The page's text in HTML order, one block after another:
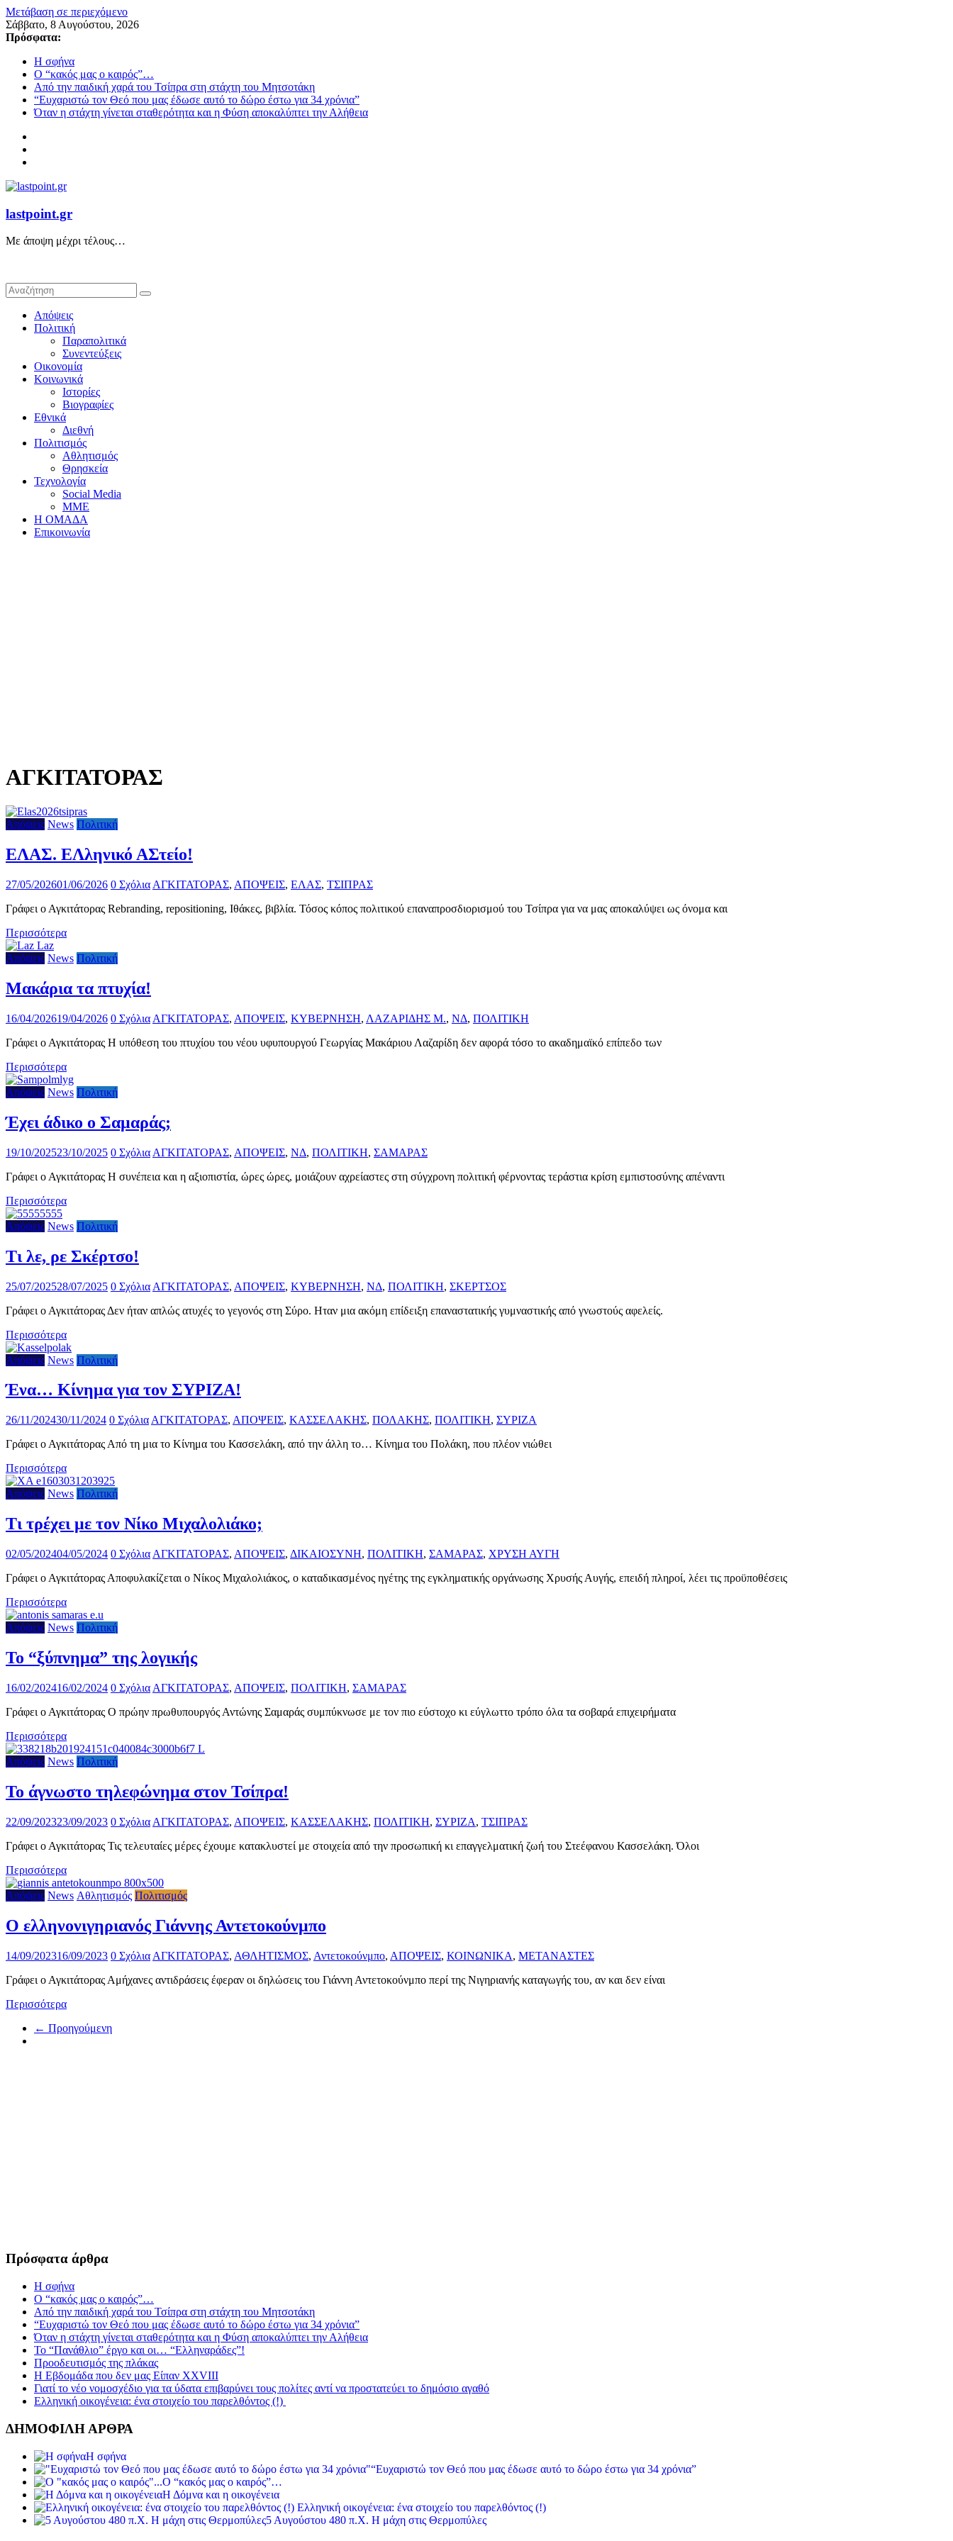
Μετάβαση σε περιεχόμενο
Σάββατο, 8 Αυγούστου, 2026
Πρόσφατα:
Η σφήνα
Ο “κακός μας ο καιρός”…
Από την παιδική χαρά του Τσίπρα στη στάχτη του Μητσοτάκη
“Ευχαριστώ τον Θεό που μας έδωσε αυτό το δώρο έστω για 34 χρόνια”
Όταν η στάχτη γίνεται σταθερότητα και η Φύση αποκαλύπτει την Αλήθεια
lastpoint.gr
Με άποψη μέχρι τέλους…
Απόψεις
Πολιτική
Παραπολιτικά
Συνεντεύξεις
Οικονομία
Κοινωνικά
Ιστορίες
Βιογραφίες
Εθνικά
Διεθνή
Πολιτισμός
Αθλητισμός
Θρησκεία
Τεχνολογία
Social Media
ΜΜΕ
Η ΟΜΑΔΑ
Επικοινωνία
ΑΓΚΙΤΑΤΟΡΑΣ
Απόψεις News Πολιτική
ΕΛΑΣ. ΕΛληνικό ΑΣτείο!
27/05/202601/06/2026 0 Σχόλια ΑΓΚΙΤΑΤΟΡΑΣ, ΑΠΟΨΕΙΣ, ΕΛΑΣ, ΤΣΙΠΡΑΣ
Γράφει ο Αγκιτάτορας Rebranding, repositioning, Ιθάκες, βιβλία. Τόσος κόπος πολιτικού επαναπροσδιορισμού του Τσίπρα για να μας αποκαλύψει ως όνομα και
Περισσότερα
Απόψεις News Πολιτική
Μακάρια τα πτυχία!
16/04/202619/04/2026 0 Σχόλια ΑΓΚΙΤΑΤΟΡΑΣ, ΑΠΟΨΕΙΣ, ΚΥΒΕΡΝΗΣΗ, ΛΑΖΑΡΙΔΗΣ Μ., ΝΔ, ΠΟΛΙΤΙΚΗ
Γράφει ο Αγκιτάτορας Η υπόθεση του πτυχίου του νέου υφυπουργού Γεωργίας Μακάριου Λαζαρίδη δεν αφορά τόσο το ακαδημαϊκό επίπεδο των
Περισσότερα
Απόψεις News Πολιτική
Έχει άδικο ο Σαμαράς;
19/10/202523/10/2025 0 Σχόλια ΑΓΚΙΤΑΤΟΡΑΣ, ΑΠΟΨΕΙΣ, ΝΔ, ΠΟΛΙΤΙΚΗ, ΣΑΜΑΡΑΣ
Γράφει ο Αγκιτάτορας Η συνέπεια και η αξιοπιστία, ώρες ώρες, μοιάζουν αχρείαστες στη σύγχρονη πολιτική φέρνοντας τεράστια κρίση εμπιστοσύνης απέναντι
Περισσότερα
Απόψεις News Πολιτική
Τι λε, ρε Σκέρτσο!
25/07/202528/07/2025 0 Σχόλια ΑΓΚΙΤΑΤΟΡΑΣ, ΑΠΟΨΕΙΣ, ΚΥΒΕΡΝΗΣΗ, ΝΔ, ΠΟΛΙΤΙΚΗ, ΣΚΕΡΤΣΟΣ
Γράφει ο Αγκιτάτορας Δεν ήταν απλώς ατυχές το γεγονός στη Σύρο. Ηταν μια ακόμη επίδειξη επαναστατικής γυμναστικής από γνωστούς αφελείς.
Περισσότερα
Απόψεις News Πολιτική
Ένα… Κίνημα για τον ΣΥΡΙΖΑ!
26/11/202430/11/2024 0 Σχόλια ΑΓΚΙΤΑΤΟΡΑΣ, ΑΠΟΨΕΙΣ, ΚΑΣΣΕΛΑΚΗΣ, ΠΟΛΑΚΗΣ, ΠΟΛΙΤΙΚΗ, ΣΥΡΙΖΑ
Γράφει ο Αγκιτάτορας Από τη μια το Κίνημα του Κασσελάκη, από την άλλη το… Κίνημα του Πολάκη, που πλέον νιώθει
Περισσότερα
Απόψεις News Πολιτική
Τι τρέχει με τον Νίκο Μιχαλολιάκο;
02/05/202404/05/2024 0 Σχόλια ΑΓΚΙΤΑΤΟΡΑΣ, ΑΠΟΨΕΙΣ, ΔΙΚΑΙΟΣΥΝΗ, ΠΟΛΙΤΙΚΗ, ΣΑΜΑΡΑΣ, ΧΡΥΣΗ ΑΥΓΗ
Γράφει ο Αγκιτάτορας Αποφυλακίζεται ο Νίκος Μιχαλολιάκος, ο καταδικασμένος ηγέτης της εγκληματικής οργάνωσης Χρυσής Αυγής, επειδή πληροί, λέει τις προϋποθέσεις
Περισσότερα
Απόψεις News Πολιτική
Το “ξύπνημα” της λογικής
16/02/202416/02/2024 0 Σχόλια ΑΓΚΙΤΑΤΟΡΑΣ, ΑΠΟΨΕΙΣ, ΠΟΛΙΤΙΚΗ, ΣΑΜΑΡΑΣ
Γράφει ο Αγκιτάτορας Ο πρώην πρωθυπουργός Αντώνης Σαμαράς συμπύκνωσε με τον πιο εύστοχο κι εύγλωττο τρόπο όλα τα σοβαρά επιχειρήματα
Περισσότερα
Απόψεις News Πολιτική
Το άγνωστο τηλεφώνημα στον Τσίπρα!
22/09/202323/09/2023 0 Σχόλια ΑΓΚΙΤΑΤΟΡΑΣ, ΑΠΟΨΕΙΣ, ΚΑΣΣΕΛΑΚΗΣ, ΠΟΛΙΤΙΚΗ, ΣΥΡΙΖΑ, ΤΣΙΠΡΑΣ
Γράφει ο Αγκιτάτορας Τις τελευταίες μέρες έχουμε κατακλυστεί με στοιχεία από την προσωπική κι επαγγελματική ζωή του Στεέφανου Κασσελάκη. Όλοι
Περισσότερα
Απόψεις News Αθλητισμός Πολιτισμός
Ο ελληνονιγηριανός Γιάννης Αντετοκούνμπο
14/09/202316/09/2023 0 Σχόλια ΑΓΚΙΤΑΤΟΡΑΣ, ΑΘΛΗΤΙΣΜΟΣ, Αντετοκούνμπο, ΑΠΟΨΕΙΣ, ΚΟΙΝΩΝΙΚΑ, ΜΕΤΑΝΑΣΤΕΣ
Γράφει ο Αγκιτάτορας Αμήχανες αντιδράσεις έφεραν οι δηλώσεις του Γιάννη Αντετοκούνμπο περί της Νιγηριανής καταγωγής του, αν και δεν είναι
Περισσότερα
← Προηγούμενη
Πρόσφατα άρθρα
Η σφήνα
Ο “κακός μας ο καιρός”…
Από την παιδική χαρά του Τσίπρα στη στάχτη του Μητσοτάκη
“Ευχαριστώ τον Θεό που μας έδωσε αυτό το δώρο έστω για 34 χρόνια”
Όταν η στάχτη γίνεται σταθερότητα και η Φύση αποκαλύπτει την Αλήθεια
Το “Πανάθλιο” έργο και οι… “Ελληναράδες”!
Προοδευτισμός της πλάκας
Η Εβδομάδα που δεν μας Είπαν XXVIII
Γιατί το νέο νομοσχέδιο για τα ύδατα επιβαρύνει τους πολίτες αντί να προστατεύει το δημόσιο αγαθό
Ελληνική οικογένεια: ένα στοιχείο του παρελθόντος (!)
ΔΗΜΟΦΙΛΗ ΑΡΘΡΑ
Η σφήνα
“Ευχαριστώ τον Θεό που μας έδωσε αυτό το δώρο έστω για 34 χρόνια”
Ο “κακός μας ο καιρός”…
Η Δόμνα και η οικογένεια
Ελληνική οικογένεια: ένα στοιχείο του παρελθόντος (!)
5 Αυγούστου 480 π.Χ. Η μάχη στις Θερμοπύλες